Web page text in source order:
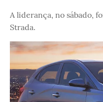
A liderança, no sábado,
Strada.